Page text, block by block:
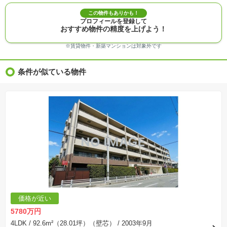
※建築条件付き土地価格には、建物価格は含まれません。
※物件情報は、原則として情報提供日の２日前に最終確認した情報です。
※完成予想図はいずれも外構、植栽、外観等実際のものとは多少異なることがあります。
※モデルルーム・モデルハウス・展示場・ショールームの画像の場合、今回販売の物件と異な
※ＣＧ合成の画像の場合、実際とは多少異なる場合があります。
※物件特徴：販売戸数が複数の物件は、全ての住戸に該当しない項目もあります。
※価格更新：物件価格が変更された日から１週間表示されます。
※建築条件土地の情報内に掲載されている、建物プラン例は、土地購入者の設計プランの参考
の一例であって、プランの採用可否は任意です。
※土地（建築条件なし）で「建物プラン例」が表記してある時、そのプラン例は特定の建築請
負会社によるもので、当該建築請負会社以外で建てた場合、同様のものが同価格で建てられる
とは限りません。また建築請負会社を特定するものではありません。
※建築条件付き土地とは、その土地に建築する建物の建築請負契約が、一定期間内に成立する
ことを条件として売買される土地のことをいいます。建築請負契約成立に向けて設計プランを
協議するため、土地購入者が自己の希望する建物の設計協議をするために必要な相当の期間の
交渉期間が設定され、その期間内で希望を満たすプランが実現できたかどうかにより結論を出
します。なお、この期間は概ね3ヶ月程度とされています。納得のいくプランが出来ず、建築請
負契約が成立しない場合、土地売買契約は白紙に戻り、土地契約にかかった代金（土地代金、
手付金など）は名目のいかんに関わらず、全て返却されます。
※課税対象物件の「価格」や「費用等」は消費税込みの「総額表示」で統一しています。
※「本体価格」とは、課税対象物件においては「消費税を除いた建物価格」と「土地価格」の
合計額を指します。
表示されておりません。
※取引にかかる費用：物件の契約手続き、決済、引き渡し時にかかる費用を表示しています。
この物件もありかも！
プロフィールを登録して
おすすめ物件の精度を上げよう！
※賃貸物件・新築マンションは対象外です
条件が似ている物件
価格が近い
5780万円
4LDK / 92.6m²（28.01坪）（壁芯） / 2003年9月